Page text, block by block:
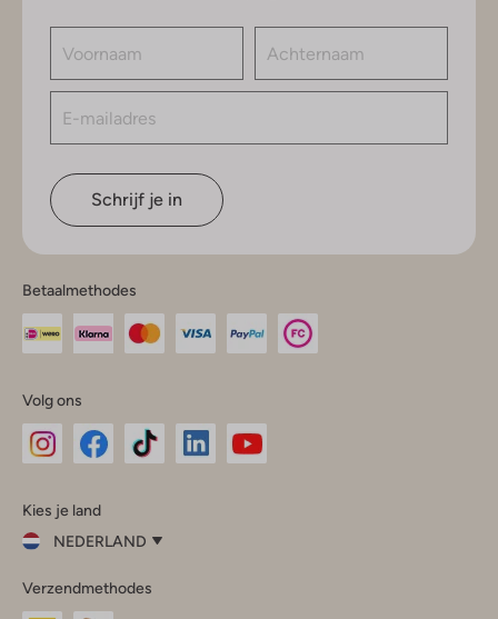
Schrijf je in
Betaalmethodes
Volg ons
InstagramFacebook
Kies je land
NEDERLAND
je
land
Verzendmethodes